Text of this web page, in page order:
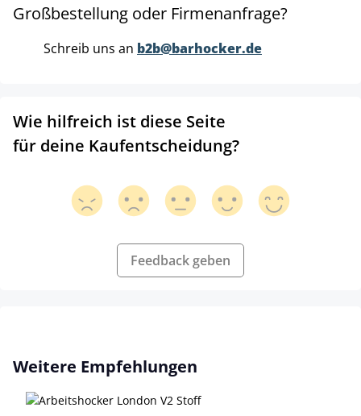
Großbestellung oder Firmenanfrage?
Schreib uns an b2b@barhocker.de
Wie hilfreich ist diese Seite
für deine Kaufentscheidung?
Feedback geben
Produktgalerie überspringen
Weitere Empfehlungen